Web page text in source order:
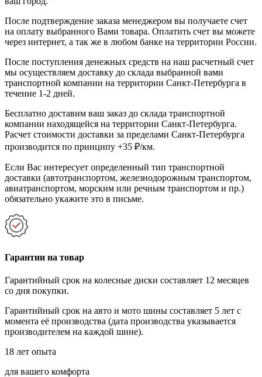
После подтверждение заказа менеджером вы получаете счет
на оплату выбранного Вами товара. Оплатить счет вы можете
через интернет, а так же в любом банке на территории России.
После поступления денежных средств на наш расчетный счет
мы осуществляем доставку до склада выбранной вами
транспортной компании на территории Санкт-Петербурга в
течение 1-2 дней.
Бесплатно доставим ваш заказ до склада транспортной
компании находящейся на территории Санкт-Петербурга.
Расчет стоимости доставки за пределами Санкт-Петербурга
производится по принципу +35 ₽/км.
Если Вас интересует определенный тип транспортной
доставки (автотранспортом, железнодорожным транспортом,
авиатранспортом, морским или речным транспортом и пр.)
обязательно укажите это в письме.
Гарантии на товар
Гарантийный срок на колесные диски составляет 12 месяцев
со дня покупки.
Гарантийный срок на авто и мото шины составляет 5 лет с
момента её производства (дата производства указывается
производителем на каждой шине).
18 лет опыта
для вашего комфорта